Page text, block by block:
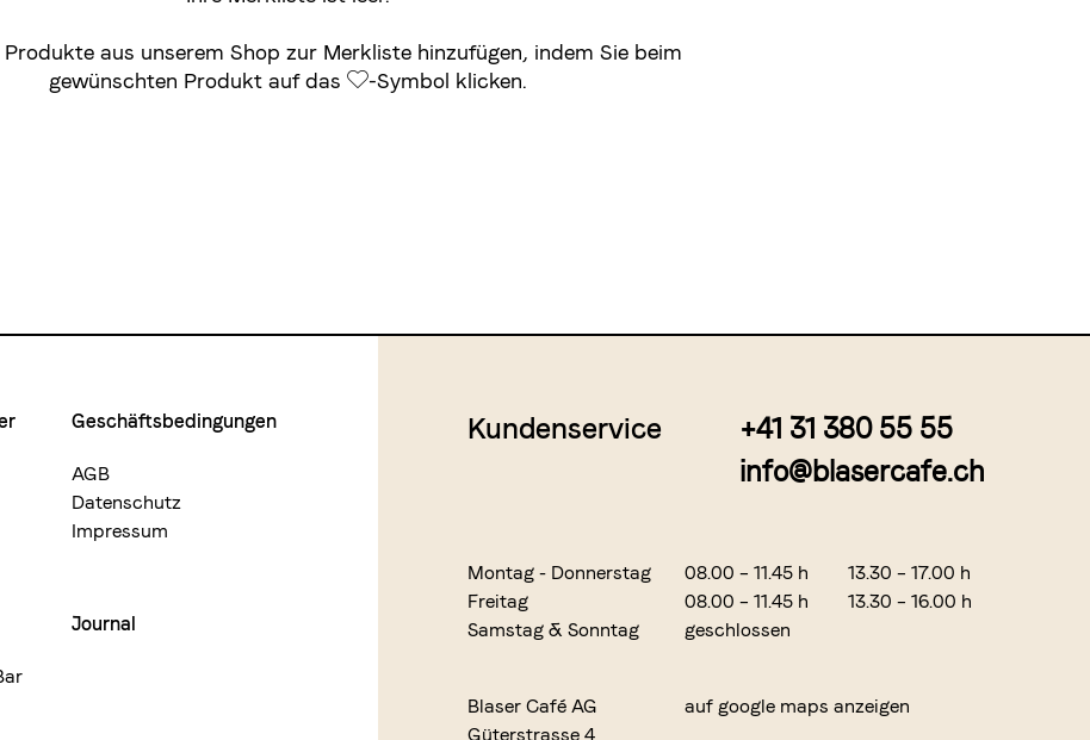
Produkte aus unseremShop zur Merkliste hinzufügen, indem Sie beim
gewünschten Produkt auf das
-Symbol klicken.
Geschäftsbedingungen
AGB
Datenschutz
Impressum
Journal
Kundenservice
+41 31 380 55 55
info@blasercafe.ch
Montag - Donnerstag 08.00 – 11.45 h
13.30 – 17.00 h
Freitag
08.00 – 11.45 h
13.30 – 16.00 h
Samstag & Sonntag
geschlossen
Blaser Café AG
Güterstrasse 4
auf google maps anzeigen